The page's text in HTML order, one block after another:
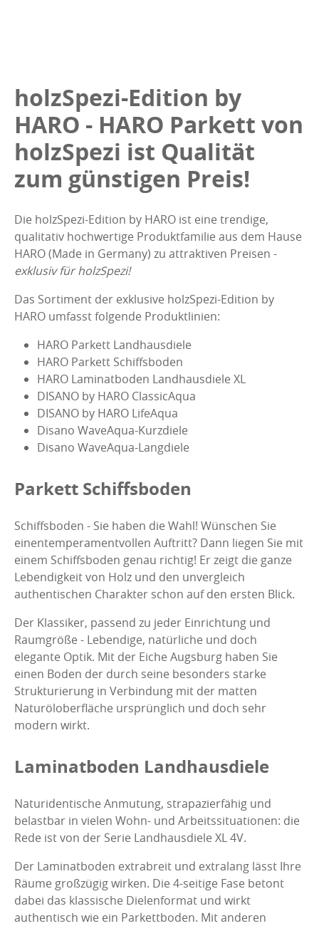
holzSpezi-Edition by
HARO - HARO Parkett von
holzSpezi ist Qualität
zum günstigen Preis!
Die holzSpezi-Edition by HARO ist eine trendige,
qualitativ hochwertige Produktfamilie aus dem Hause
HARO (Made in Germany) zu attraktiven Preisen -
exklusiv für holzSpezi!
Das Sortiment der exklusive holzSpezi-Edition by
HARO umfasst folgende Produktlinien:
HARO Parkett Landhausdiele
HARO Parkett Schiffsboden
HARO Laminatboden Landhausdiele XL
DISANO by HARO ClassicAqua
DISANO by HARO LifeAqua
Disano WaveAqua-Kurzdiele
Disano WaveAqua-Langdiele
Parkett Schiffsboden
Schiffsboden - Sie haben die Wahl! Wünschen Sie
einentemperamentvollen Auftritt? Dann liegen Sie mit
einem Schiffsboden genau richtig! Er zeigt die ganze
Lebendigkeit von Holz und den unvergleich
authentischen Charakter schon auf den ersten Blick.
Der Klassiker, passend zu jeder Einrichtung und
Raumgröße - Lebendige, natürliche und doch
elegante Optik. Mit der Eiche Augsburg haben Sie
einen Boden der durch seine besonders starke
Strukturierung in Verbindung mit der matten
Naturöloberfläche ursprünglich und doch sehr
modern wirkt.
Laminatboden Landhausdiele
Naturidentische Anmutung, strapazierfähig und
belastbar in vielen Wohn- und Arbeitssituationen: die
Rede ist von der Serie Landhausdiele XL 4V.
Der Laminatboden extrabreit und extralang lässt Ihre
Räume großzügig wirken. Die 4-seitige Fase betont
dabei das klassische Dielenformat und wirkt
authentisch wie ein Parkettboden. Mit anderen